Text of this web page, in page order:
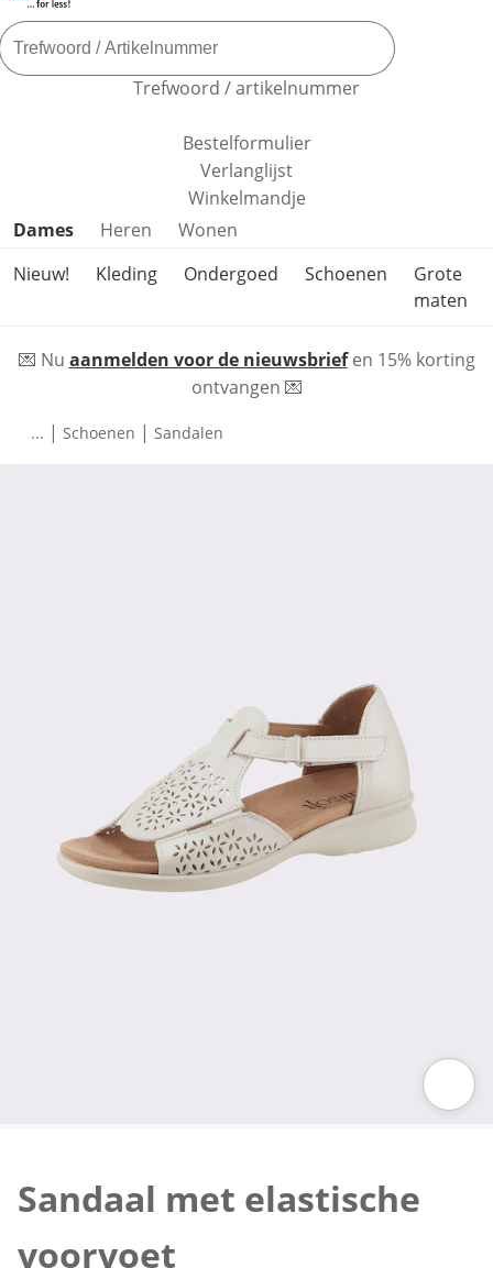
Trefwoord / artikelnummer
Bestelformulier
Verlanglijst
Winkelmandje
Productcategorieën overslaan
Dames Heren
Wonen
Nieuw!
Kleding Ondergoed Schoenen
Grote
maten
💌 Nu aanmelden voor de nieuwsbriefen 15% korting
ontvangen 💌
... | Schoenen | Sandalen
Sandaal met elastische
voorvoet